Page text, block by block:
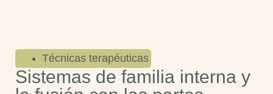
Técnicas terapéuticas
Sistemas de familia interna y